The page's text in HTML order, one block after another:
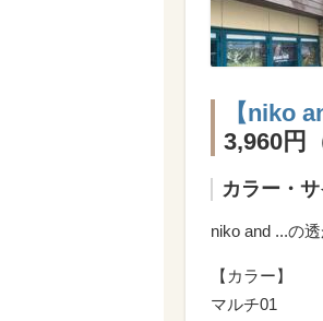
【niko
3,960円
カラー・
niko and ...の
【カラー】
マルチ01